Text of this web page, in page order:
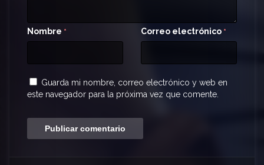
Nombre * Correo electrónico *
Guarda mi nombre, correo electrónico y web en
este navegador para la próxima vez que comente.